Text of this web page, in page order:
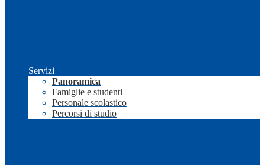
Servizi
Panoramica
Famiglie e studenti
Personale scolastico
Percorsi di studio